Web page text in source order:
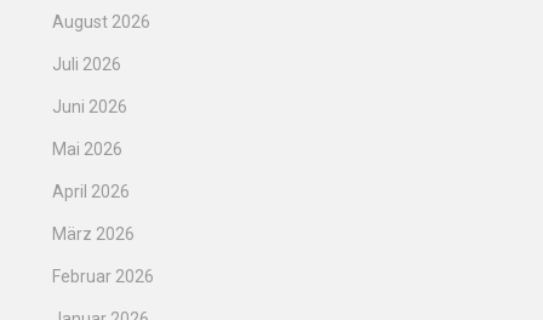
August 2026
Juli 2026
Juni 2026
Mai 2026
April 2026
März 2026
Februar 2026